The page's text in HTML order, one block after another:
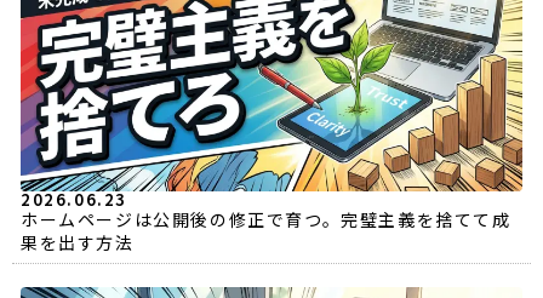
2026.06.23
ホームページは公開後の修正で育つ。完璧主義を捨てて成
果を出す方法